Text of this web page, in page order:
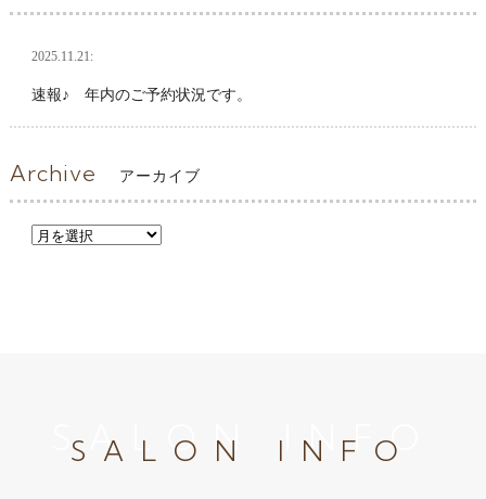
2025.11.21:
速報♪ 年内のご予約状況です。
Archive アーカイブ
SALON INFO
SALON INFO